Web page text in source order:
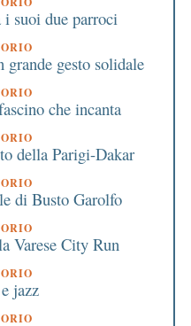
suoi due parroci
gesto solidale
che incanta
della Parigi-Dakar
di Busto Garolfo
Varese City Run
jazz